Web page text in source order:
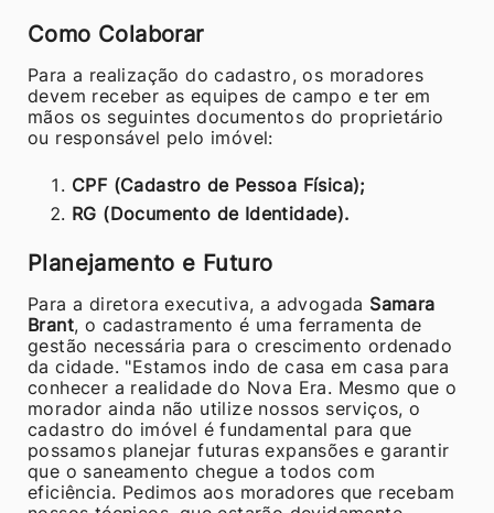
Como Colaborar
Para a realização do cadastro, os moradores
devem receber as equipes de campo e ter em
mãos os seguintes documentos do proprietário
ou responsável pelo imóvel:
CPF (Cadastro de Pessoa Física);
RG (Documento de Identidade).
Planejamento e Futuro
Para a diretora executiva, a advogada Samara
Brant, o cadastramento é uma ferramenta de
gestão necessária para o crescimento ordenado
da cidade. "Estamos indo de casa em casa para
conhecer a realidade do Nova Era. Mesmo que o
morador ainda não utilize nossos serviços, o
cadastro do imóvel é fundamental para que
possamos planejar futuras expansões e garantir
que o saneamento chegue a todos com
eficiência. Pedimos aos moradores que recebam